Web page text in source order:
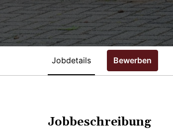
Jobdetails Bewerben
Jobbeschreibung